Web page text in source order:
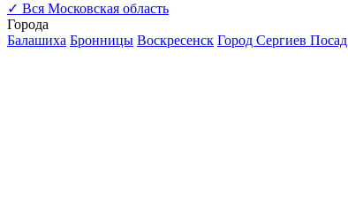
✓ Вся Московская область
Города
Балашиха Бронницы Воскресенск Город Сергиев Посад